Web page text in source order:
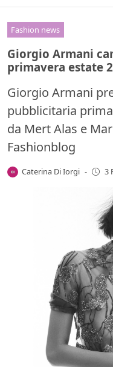
Fashion news
Giorgio Armani
primavera estate
Giorgio Armani
pubblicitaria
da Mert Alas e
Fashionblog
Caterina Di Iorgi - 3